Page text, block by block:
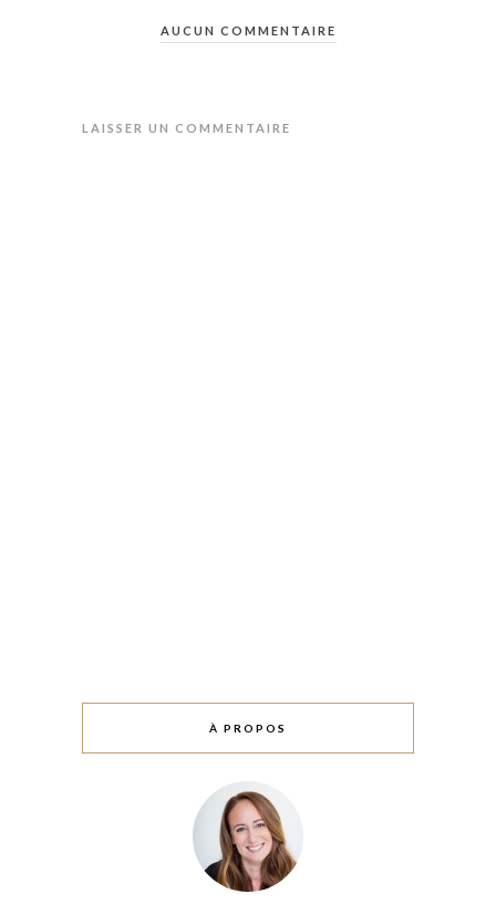
AUCUN COMMENTAIRE
LAISSER UN COMMENTAIRE
À PROPOS